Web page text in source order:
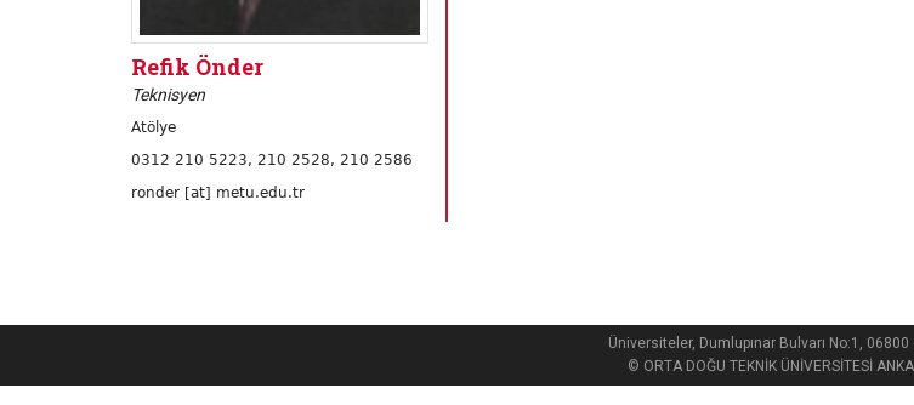
Refik Önder
Teknisyen
Atölye
0312 210 5223, 210 2528, 210 2586
ronder [at] metu.edu.tr
Üniversiteler, Dumlupınar Bulvarı No:1,
© ORTA DOĞU TEKNİK ÜNİVERSİTESİ